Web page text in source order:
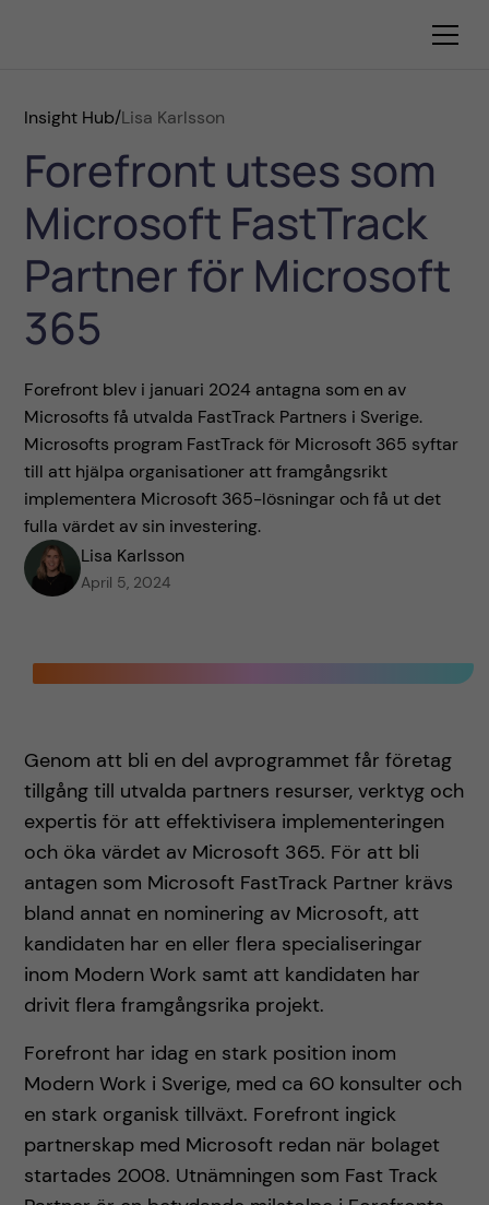
Insight Hub/Lisa Karlsson
Forefront utses som
Microsoft FastTrack
Partner för Microsoft
365
Forefront blev i januari 2024 antagna som en av
Microsofts få utvalda FastTrack Partners i Sverige.
Microsofts program FastTrack för Microsoft 365 syftar
till att hjälpa organisationer att framgångsrikt
implementera Microsoft 365-lösningar och få ut det
fulla värdet av sin investering.
Lisa Karlsson
April 5, 2024
Genom att bli en del avprogrammet får företag
tillgång till utvalda partners resurser, verktyg och
expertis för att effektivisera implementeringen
och öka värdet av Microsoft 365. För att bli
antagen som Microsoft FastTrack Partner krävs
bland annat en nominering av Microsoft, att
kandidaten har en eller flera specialiseringar
inom Modern Work samt att kandidaten har
drivit flera framgångsrika projekt.
Forefront har idag en stark position inom
Modern Work i Sverige, med ca 60 konsulter och
en stark organisk tillväxt. Forefront ingick
partnerskap med Microsoft redan när bolaget
startades 2008. Utnämningen som Fast Track